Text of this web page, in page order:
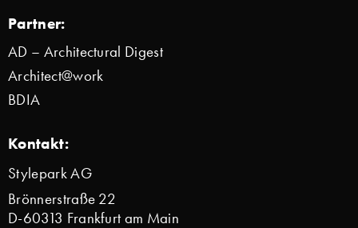
Partner:
AD – Architectural Digest
Architect@work
BDIA
Kontakt:
Stylepark AG
Brönnerstraße 22
D-60313 Frankfurt am Main